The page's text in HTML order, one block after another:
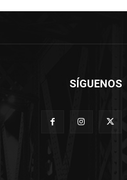
SÍGUENOS